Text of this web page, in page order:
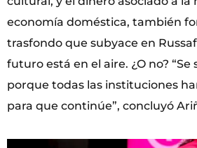
economía doméstica, también
trasfondo que subyace en
futuro está en el aire. ¿O no?
porque todas las instituciones
para que continúe”, concluyó